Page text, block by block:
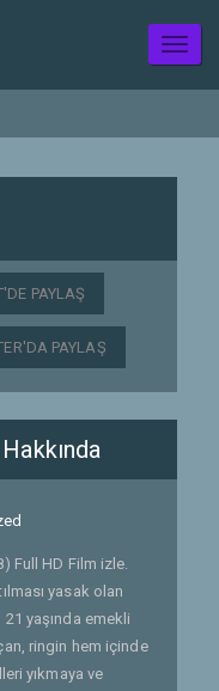
PAYLAŞ
PAYLAŞ
Full HD Film izle.
yasak olan
yaşında emekli
ringin hem içinde
yıkmaya ve